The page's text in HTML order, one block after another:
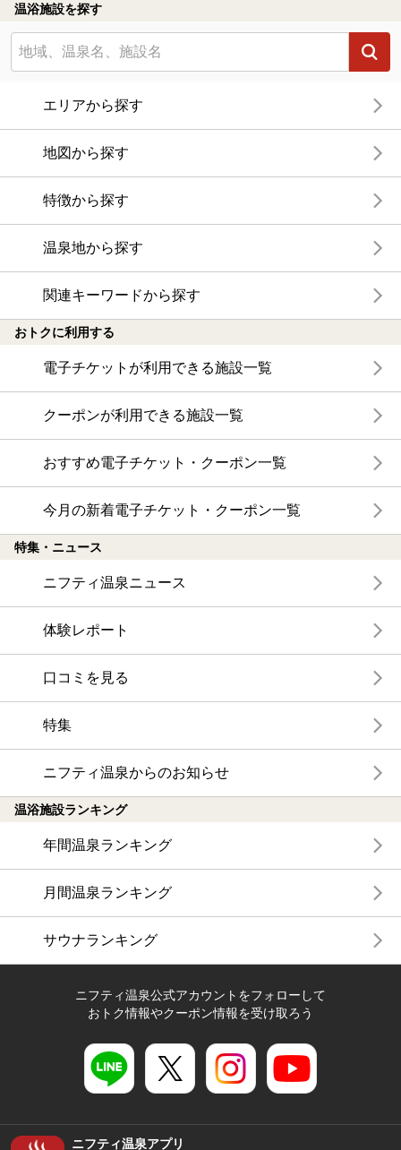
温浴施設を探す
エリアから探す
地図から探す
特徴から探す
温泉地から探す
関連キーワードから探す
おトクに利用する
電子チケットが利用できる施設一覧
クーポンが利用できる施設一覧
おすすめ電子チケット・クーポン一覧
今月の新着電子チケット・クーポン一覧
特集・ニュース
ニフティ温泉ニュース
体験レポート
口コミを見る
特集
ニフティ温泉からのお知らせ
温浴施設ランキング
年間温泉ランキング
月間温泉ランキング
サウナランキング
ニフティ温泉公式アカウントをフォローして
おトク情報やクーポン情報を受け取ろう
ニフティ温泉アプリ